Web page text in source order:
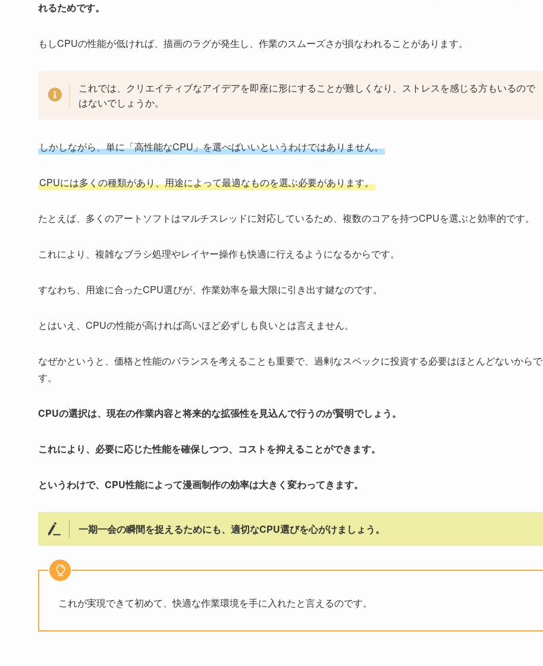
れるためです。
もしCPUの性能が低ければ、描画のラグが発生し、作業のスムーズさが損なわれることがあります。
これでは、クリエイティブなアイデアを即座に形にすることが難しくなり、ストレスを感じる方もいるので
はないでしょうか。
しかしながら、単に「高性能なCPU」を選べばいいというわけではありません。
CPUには多くの種類があり、用途によって最適なものを選ぶ必要があります。
たとえば、多くのアートソフトはマルチスレッドに対応しているため、複数のコアを持つCPUを選ぶと効率的です。
これにより、複雑なブラシ処理やレイヤー操作も快適に行えるようになるからです。
すなわち、用途に合ったCPU選びが、作業効率を最大限に引き出す鍵なのです。
とはいえ、CPUの性能が高ければ高いほど必ずしも良いとは言えません。
なぜかというと、価格と性能のバランスを考えることも重要で、過剰なスペックに投資する必要はほとんどないからで
す。
CPUの選択は、現在の作業内容と将来的な拡張性を見込んで行うのが賢明でしょう。
これにより、必要に応じた性能を確保しつつ、コストを抑えることができます。
というわけで、CPU性能によって漫画制作の効率は大きく変わってきます。
一期一会の瞬間を捉えるためにも、適切なCPU選びを心がけましょう。
これが実現できて初めて、快適な作業環境を手に入れたと言えるのです。